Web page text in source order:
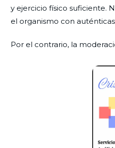
y ejercicio físico suficiente.
el organismo con
Por el contrario, la